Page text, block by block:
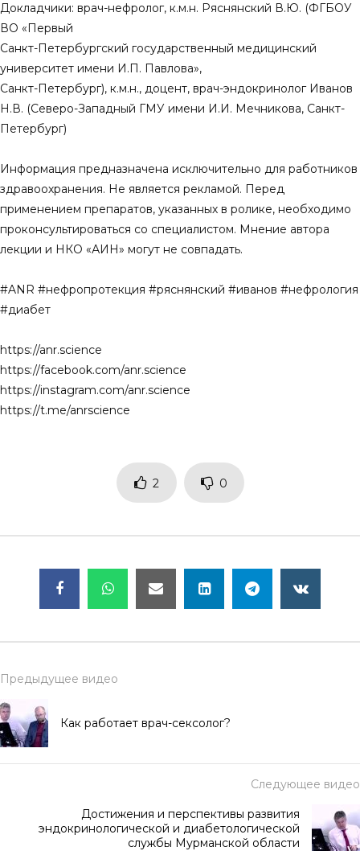
Докладчики: врач-нефролог, к.м.н. Ряснянский В.Ю. (ФГБОУ
ВО «Первый
Cанкт-Петербургский государственный медицинский
университет имени И.П. Павлова»,
Санкт-Петербург), к.м.н., доцент, врач-эндокринолог Иванов
Н.В. (Северо-Западный ГМУ имени И.И. Мечникова, Санкт-
Петербург)
Информация предназначена исключительно для работников
здравоохранения. Не является рекламой. Перед
применением препаратов, указанных в ролике, необходимо
проконсультироваться со специалистом. Мнение автора
лекции и НКО «АИН» могут не совпадать.
#ANR #нефропротекция #ряснянский #иванов #нефрология
#диабет
https://anr.science
https://facebook.com/anr.science
https://instagram.com/anr.science
https://t.me/anrscience
2 0
Предыдущее видео
Как работает врач-сексолог?
Следующее видео
Достижения и перспективы развития
эндокринологической и диабетологической
службы Мурманской области